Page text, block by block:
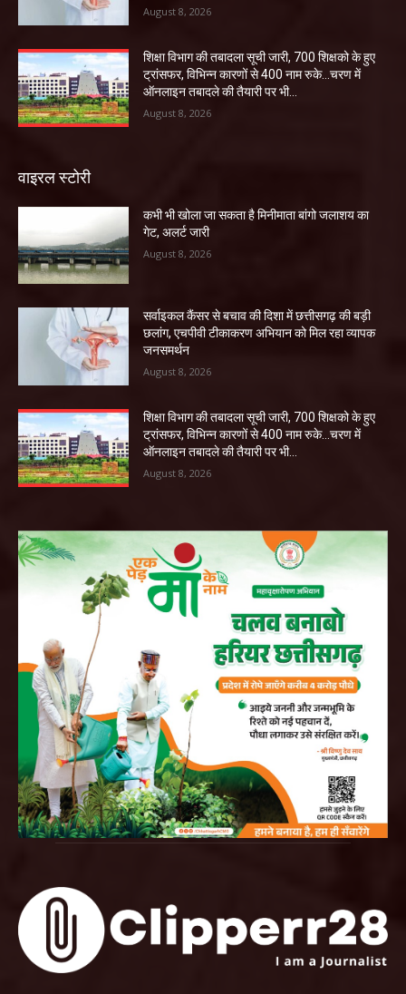
August 8, 2026
शिक्षा विभाग की तबादला सूची जारी, 700 शिक्षको के हुए
ट्रांसफर, विभिन्न कारणों से 400 नाम रुके…चरण में
ऑनलाइन तबादले की तैयारी पर भी...
August 8, 2026
वाइरल स्टोरी
कभी भी खोला जा सकता है मिनीमाता बांगो जलाशय का
गेट, अलर्ट जारी
August 8, 2026
सर्वाइकल कैंसर से बचाव की दिशा में छत्तीसगढ़ की बड़ी
छलांग, एचपीवी टीकाकरण अभियान को मिल रहा व्यापक
जनसमर्थन
August 8, 2026
शिक्षा विभाग की तबादला सूची जारी, 700 शिक्षको के हुए
ट्रांसफर, विभिन्न कारणों से 400 नाम रुके…चरण में
ऑनलाइन तबादले की तैयारी पर भी...
August 8, 2026